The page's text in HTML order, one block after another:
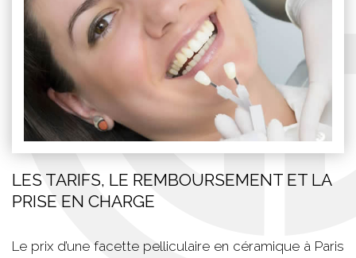
LES TARIFS, LE REMBOURSEMENT ET LA
PRISE EN CHARGE
Le prix d’une facette pelliculaire en céramique à Paris